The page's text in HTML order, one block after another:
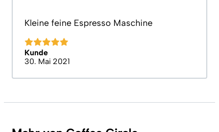
Kleine feine Espresso Maschine
Kunde
30. Mai 2021